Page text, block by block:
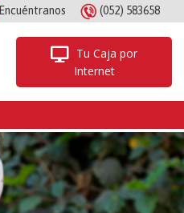
Encuéntranos (052) 583658
Tu Caja por
Internet